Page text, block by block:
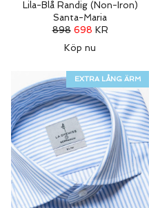
Lila-Blå Randig (Non-Iron)
Santa-Maria
898 698 KR
Köp nu
EXTRA LÅNG ÄRM